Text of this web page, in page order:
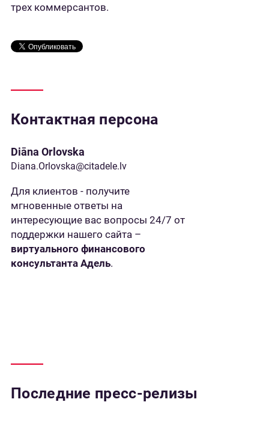
трех коммерсантов.
Контактная персона
Diāna Orlovska
Diana.Orlovska@citadele.lv
Для клиентов - получите
мгновенные ответы на
интересующие вас вопросы 24/7 от
поддержки нашего сайта –
виртуального финансового
консультанта Адель.
Последние пресс-релизы